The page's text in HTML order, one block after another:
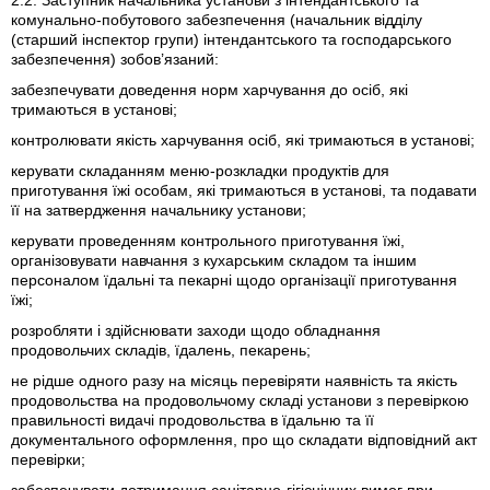
комунально-побутового забезпечення (начальник відділу
(старший інспектор групи) інтендантського та господарського
забезпечення) зобов’язаний:
забезпечувати доведення норм харчування до осіб, які
тримаються в установі;
контролювати якість харчування осіб, які тримаються в установі;
керувати складанням меню-розкладки продуктів для
приготування їжі особам, які тримаються в установі, та подавати
її на затвердження начальнику установи;
керувати проведенням контрольного приготування їжі,
організовувати навчання з кухарським складом та іншим
персоналом їдальні та пекарні щодо організації приготування
їжі;
розробляти і здійснювати заходи щодо обладнання
продовольчих складів, їдалень, пекарень;
не рідше одного разу на місяць перевіряти наявність та якість
продовольства на продовольчому складі установи з перевіркою
правильності видачі продовольства в їдальню та її
документального оформлення, про що складати відповідний акт
перевірки;